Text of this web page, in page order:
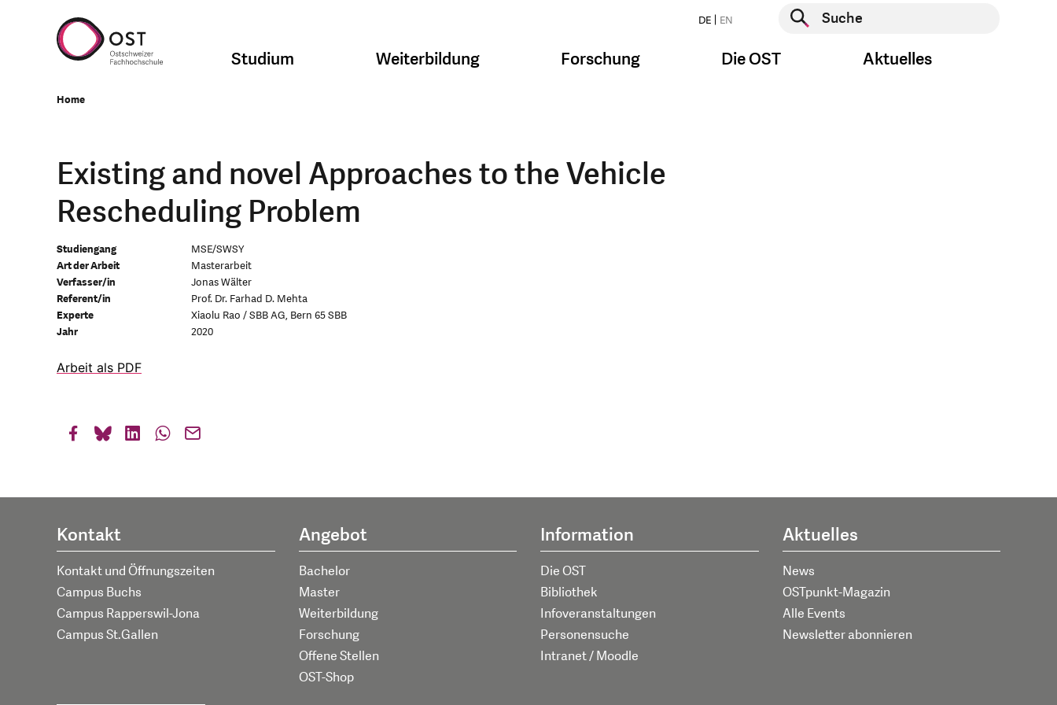
DE EN
Suche starten
Studium Weiterbildung Forschung Die OST Aktuelles
Home
Existing and novel Approaches to the Vehicle
Rescheduling Problem
Studiengang
MSE/SWSY
Art der Arbeit
Masterarbeit
Verfasser/in
Jonas Wälter
Referent/in
Prof. Dr. Farhad D. Mehta
Experte
Xiaolu Rao / SBB AG, Bern 65 SBB
Jahr
2020
Arbeit als PDF
Kontakt
Kontakt und Öffnungszeiten
Campus Buchs
Campus Rapperswil-Jona
Campus St.Gallen
Angebot
Bachelor
Master
Weiterbildung
Forschung
Offene Stellen
OST-Shop
Information
Die OST
Bibliothek
Infoveranstaltungen
Personensuche
Intranet / Moodle
Aktuelles
News
OSTpunkt-Magazin
Alle Events
Newsletter abonnieren